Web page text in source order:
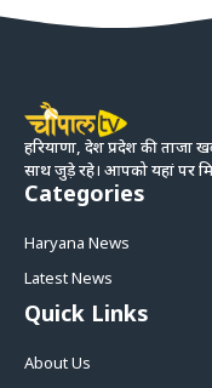
हरियाणा, देश प्रदेश की
साथ जुड़े रहे। आपको यहां पर
Categories
Haryana News
Latest News
Quick Links
About Us